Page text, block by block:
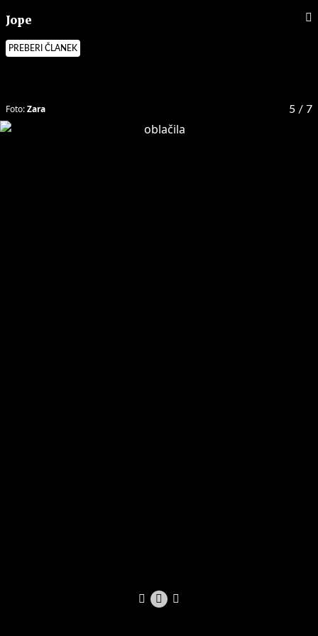
Jope
PREBERI ČLANEK
5 / 7
Foto:Zara